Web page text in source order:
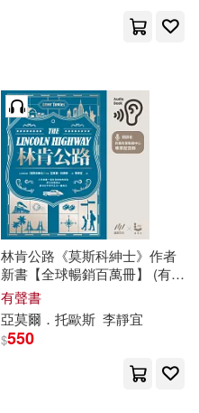
謝孟蓉
林肯公路《莫斯科紳士》作者
新書【全球暢銷百萬冊】 (有聲
書)
有聲書
亞莫爾 ． 托歐斯 李靜宜
$550